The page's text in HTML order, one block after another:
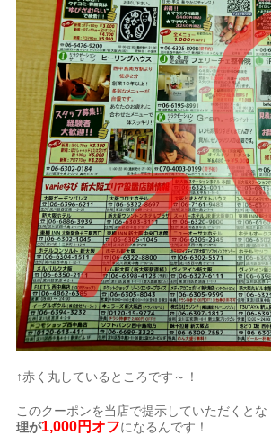
↑赤く丸しているところです～！
このクーポンを当店で提示していただくと
理が1,000円オフになるんです！